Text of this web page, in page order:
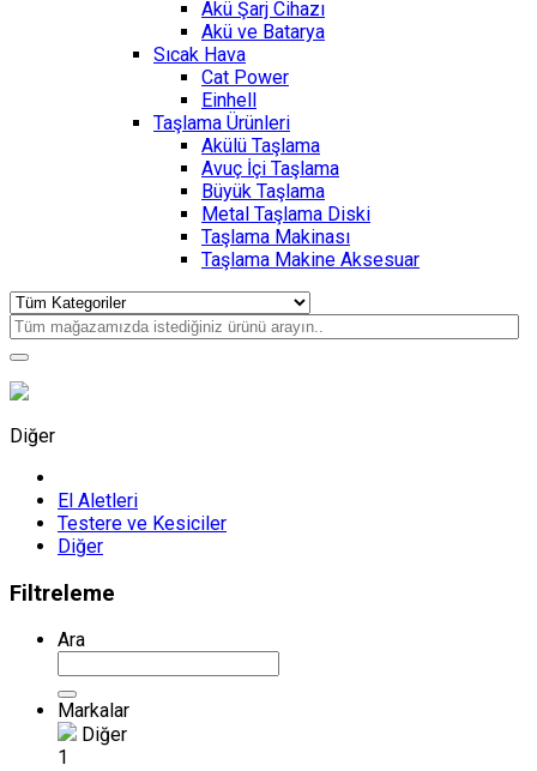
Akü Şarj Cihazı
Akü ve Batarya
Sıcak Hava
Cat Power
Einhell
Taşlama Ürünleri
Akülü Taşlama
Avuç İçi Taşlama
Büyük Taşlama
Metal Taşlama Diski
Taşlama Makinası
Taşlama Makine Aksesuar
Diğer
El Aletleri
Testere ve Kesiciler
Diğer
Filtreleme
Ara
Markalar
Diğer
1